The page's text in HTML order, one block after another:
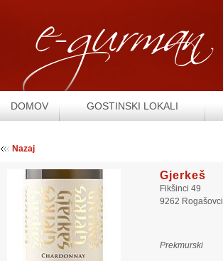
DOMOV GOSTINSKI LOKALI
Nazaj
Gjerkeš
Fikšinci 49
9262 Rogašovci
Prekmurski